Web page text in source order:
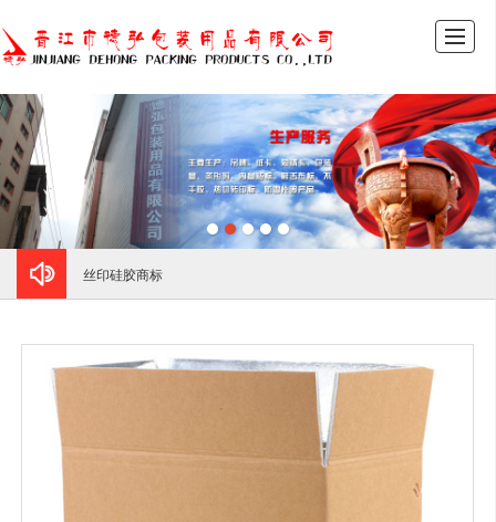
首页 公司介绍 产品展示 图库展示 联系我们 留言反馈 LBS
丝印硅胶商标